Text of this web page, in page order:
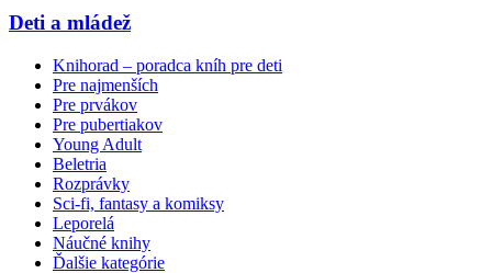
Deti a mládež
Knihorad – poradca kníh pre deti
Pre najmenších
Pre prvákov
Pre pubertiakov
Young Adult
Beletria
Rozprávky
Sci-fi, fantasy a komiksy
Leporelá
Náučné knihy
Ďalšie kategórie